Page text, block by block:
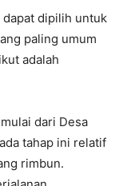
dapat dipilih untuk
paling umum
adalah
dari Desa
tahap ini relatif
rimbun.